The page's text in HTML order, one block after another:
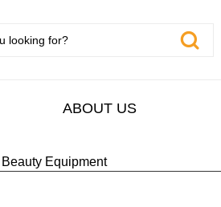
ABOUT US
Equipment